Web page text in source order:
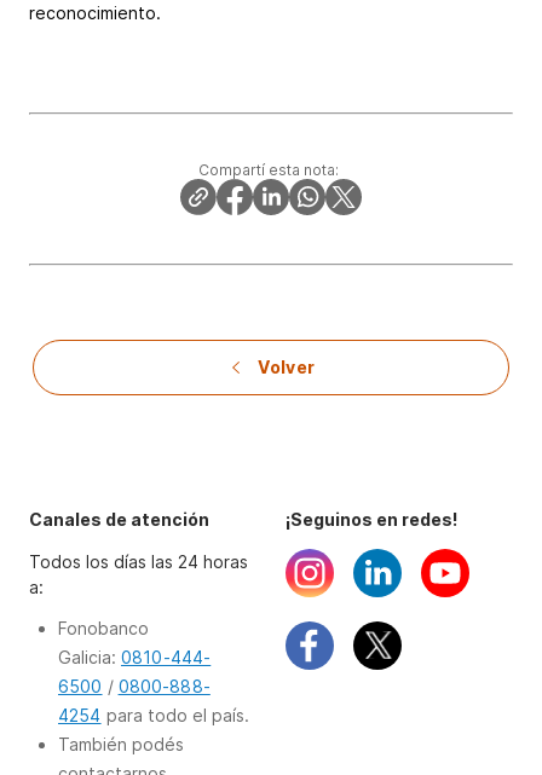
reconocimiento.
Compartí esta nota:
Volver
¡Seguinos en redes!
Canales de atención
Todos los días las 24 horas
a:
Fonobanco
Galicia: 0810-444-
6500 / 0800-888-
4254 para todo el país.
También podés